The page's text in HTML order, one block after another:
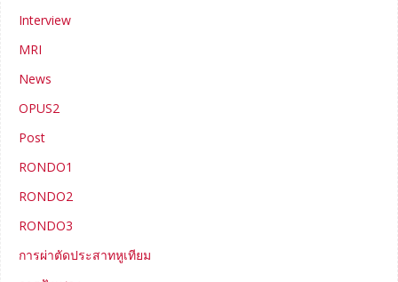
Interview
MRI
News
OPUS2
Post
RONDO1
RONDO2
RONDO3
การผ่าตัดประสาทหูเทียม